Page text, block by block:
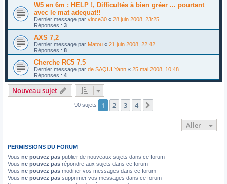
W5 en 6m : HELP !, Difficultés à bien gréer ... pourtant
avec le mat adequat!!
Dernier message par vince30 « 28 juin 2008, 23:25
Réponses : 3
AXS 7,2
Dernier message par Matou « 21 juin 2008, 22:42
Réponses : 8
Cherche RC5 7.5
Dernier message par de SAQUI Yann « 25 mai 2008, 10:48
Réponses : 4
Nouveau sujet
90 sujets 1 2 3 4
Aller
PERMISSIONS DU FORUM
Vous ne pouvez pas publier de nouveaux sujets dans ce forum
Vous ne pouvez pas répondre aux sujets dans ce forum
Vous ne pouvez pas modifier vos messages dans ce forum
Vous ne pouvez pas supprimer vos messages dans ce forum